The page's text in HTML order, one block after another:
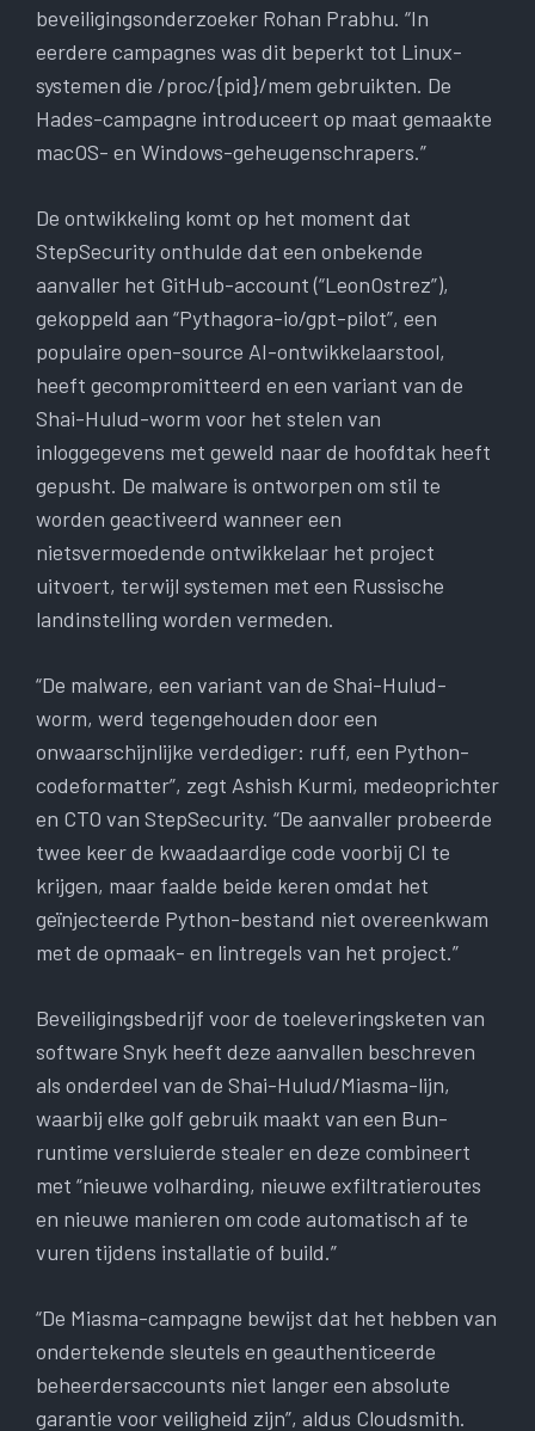
beveiligingsonderzoeker Rohan Prabhu. “In
eerdere campagnes was dit beperkt tot Linux-
systemen die /proc/{pid}/mem gebruikten. De
Hades-campagne introduceert op maat gemaakte
macOS- en Windows-geheugenschrapers.”
De ontwikkeling komt op het moment dat
StepSecurity onthulde dat een onbekende
aanvaller het GitHub-account (“LeonOstrez”),
gekoppeld aan “Pythagora-io/gpt-pilot”, een
populaire open-source AI-ontwikkelaarstool,
heeft gecompromitteerd en een variant van de
Shai-Hulud-worm voor het stelen van
inloggegevens met geweld naar de hoofdtak heeft
gepusht. De malware is ontworpen om stil te
worden geactiveerd wanneer een
nietsvermoedende ontwikkelaar het project
uitvoert, terwijl systemen met een Russische
landinstelling worden vermeden.
“De malware, een variant van de Shai-Hulud-
worm, werd tegengehouden door een
onwaarschijnlijke verdediger: ruff, een Python-
codeformatter”, zegt Ashish Kurmi, medeoprichter
en CTO van StepSecurity. “De aanvaller probeerde
twee keer de kwaadaardige code voorbij CI te
krijgen, maar faalde beide keren omdat het
geïnjecteerde Python-bestand niet overeenkwam
met de opmaak- en lintregels van het project.”
Beveiligingsbedrijf voor de toeleveringsketen van
software Snyk heeft deze aanvallen beschreven
als onderdeel van de Shai-Hulud/Miasma-lijn,
waarbij elke golf gebruik maakt van een Bun-
runtime versluierde stealer en deze combineert
met “nieuwe volharding, nieuwe exfiltratieroutes
en nieuwe manieren om code automatisch af te
vuren tijdens installatie of build.”
“De Miasma-campagne bewijst dat het hebben van
ondertekende sleutels en geauthenticeerde
beheerdersaccounts niet langer een absolute
garantie voor veiligheid zijn”, aldus Cloudsmith.